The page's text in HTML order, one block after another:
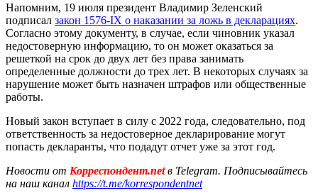
Напомним, 19 июля президент Владимир Зеленский
подписал закон 1576-IX о наказании за ложь в декларациях.
Согласно этому документу, в случае, если чиновник указал
недостоверную информацию, то он может оказаться за
решеткой на срок до двух лет без права занимать
определенные должности до трех лет. В некоторых случаях за
нарушение может быть назначен штрафов или общественные
работы.
Новый закон вступает в силу с 2022 года, следовательно, под
ответственность за недостоверное декларирование могут
попасть декларанты, что подадут отчет уже за этот год.
Новости от Корреспондент.netв Telegram. Подписывайтесь
на наш канал https://t.me/korrespondentnet